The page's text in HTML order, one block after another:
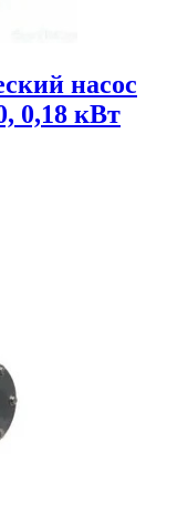
насос
0,18 кВт